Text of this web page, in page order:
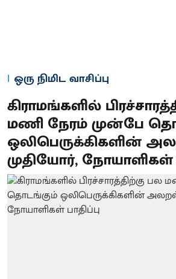
ஒரு நிமிட வாசிப்பு
கிராமங்களில்
மணி நேரம் முன்பே
ஒலிபெருக்கிகளின்
முதியோர், நோயாளிகள்